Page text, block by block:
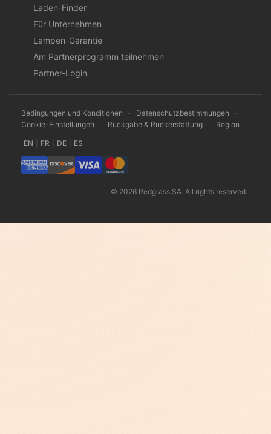
Laden-Finder
Für Unternehmen
Lampen-Garantie
Am Partnerprogramm teilnehmen
Partner-Login
Bedingungen und Konditionen - Datenschutzbestimmungen
-
Cookie-Einstellungen
- Rückgabe & Rückerstattung - Region
EN FR DE ES
© 2026 Redgrass SA. All rights reserved.